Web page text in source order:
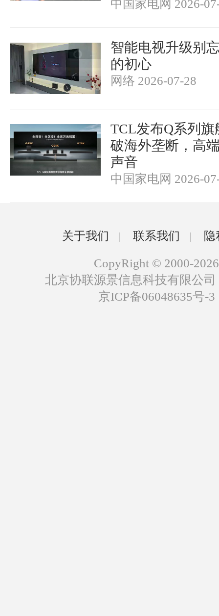
中国家电网 2026-
智能电视升级别
的初心
网络 2026-07-28
TCL发布Q系列
破海外垄断，高
声音
中国家电网 2026-
关于我们 | 联系我们 |
CopyRight © 2000-2026
北京协联源景信息科技有限公
京ICP备06048635号-3